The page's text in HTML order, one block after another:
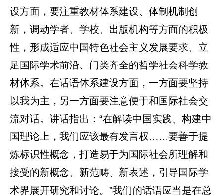
设方面，要注重教材体系建设、体制机制创
新，调动学者、学校、出版机构等方面的积极
性，形成适应中国特色社会主义发展要求、立
足国际学术前沿、门类齐全的哲学社会科学教
材体系。在话语体系建设方面，一方面要坚持
以我为主，另一方面要注意便于和国际社会交
流对话。讲话指出：“在解读中国实践、构建中
国理论上，我们应该最有发言权……要善于提
炼标识性概念，打造易于为国际社会所理解和
接受的新概念、新范畴、新表述，引导国际学
术界展开研究和讨论。”我们的话语应当是在总